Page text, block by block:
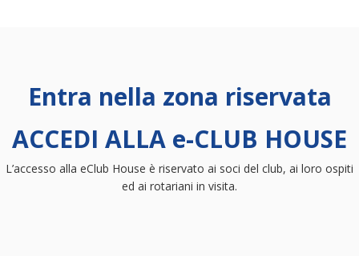
Entra nella zona riservata
ACCEDI ALLA e-CLUB HOUSE
L’accesso alla eClub House è riservato ai soci del club, ai loro ospiti
ed ai rotariani in visita.